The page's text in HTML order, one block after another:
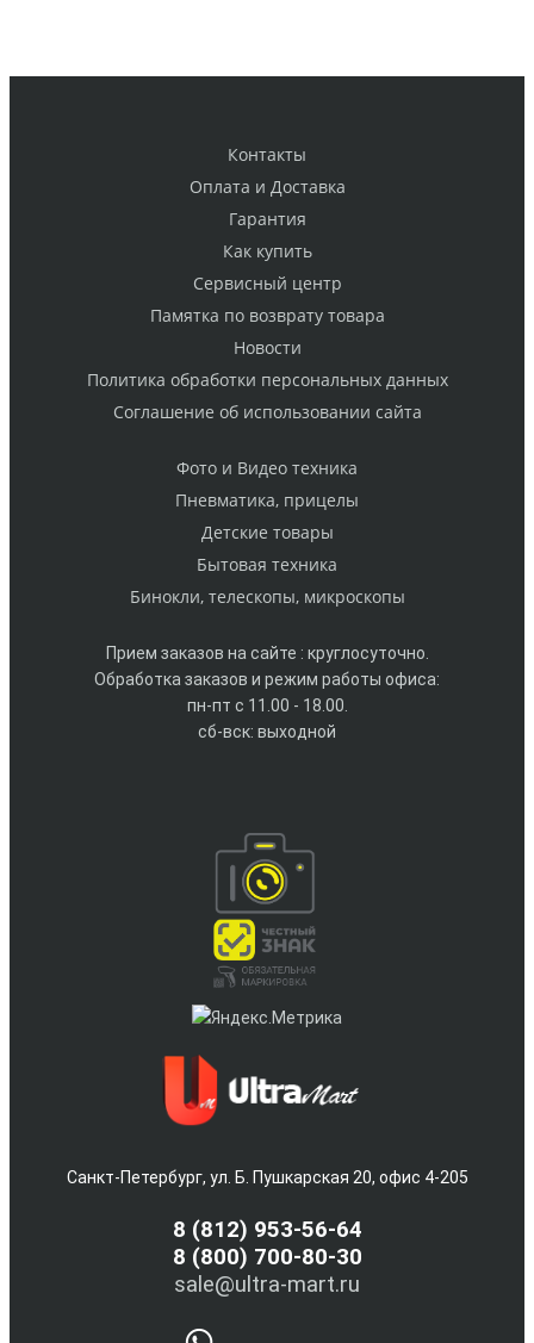
Контакты
Оплата и Доставка
Гарантия
Как купить
Cервисный центр
Памятка по возврату товара
Новости
Политика обработки персональных данных
Cоглашение об использовании сайта
Фото и Видео техника
Пневматика, прицелы
Детские товары
Бытовая техника
Бинокли, телескопы, микроскопы
Прием заказов на сайте : круглосуточно.
Обработка заказов и режим работы офиса:
пн-пт с 11.00 - 18.00.
сб-вск: выходной
Санкт-Петербург, ул. Б. Пушкарская 20, офис 4-205
8 (812) 953-56-64
8 (800) 700-80-30
sale@ultra-mart.ru